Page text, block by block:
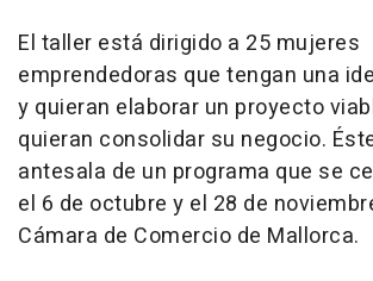
El taller está dirigido a 25 mujeres
emprendedoras que tengan una
y quieran elaborar un proyecto
quieran consolidar su negocio.
antesala de un programa que se
el 6 de octubre y el 28 de
Cámara de Comercio de Mallorca.